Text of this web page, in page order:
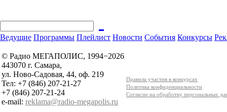
Ведущие Программы Плейлист Новости События Конкурсы
© Радио МЕГАПОЛИС, 1994−2026
443070 г. Самара,
ул. Ново-Садовая, 44, оф. 219
Тел: +7 (846) 207-21-27
+7 (846) 207-21-24
e-mail: reklama@radio-megapolis.ru
Правила участия в конкурсах
Политика конфиденциальности
Согласие на обработку персональных